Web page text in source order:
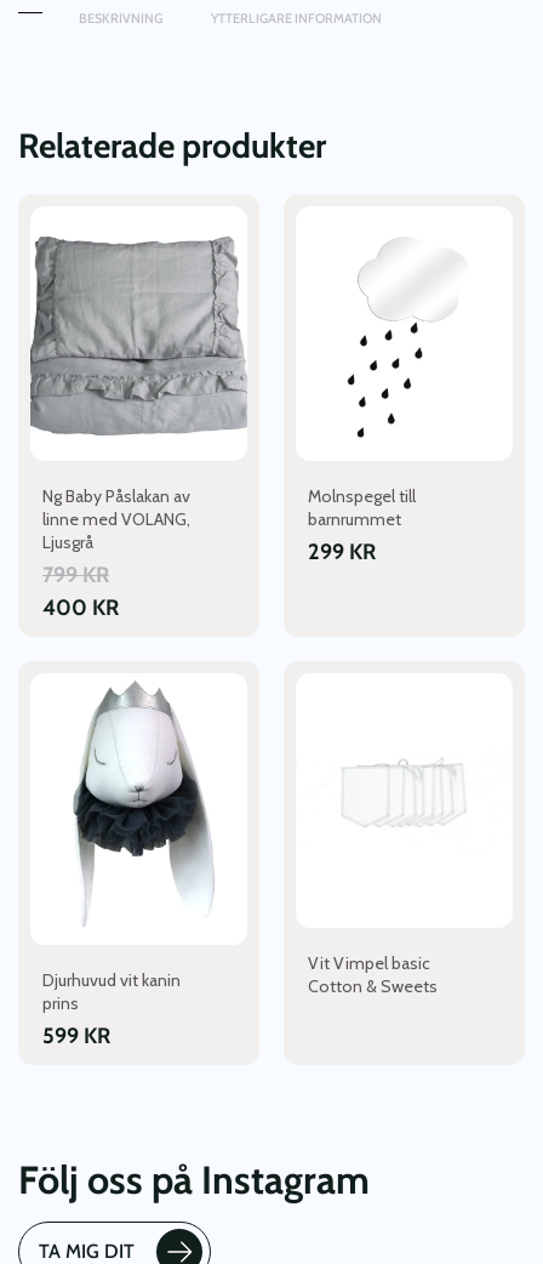
BESKRIVNING YTTERLIGARE INFORMATION
Relaterade produkter
Ng Baby Påslakan av
linne med VOLANG,
Ljusgrå
799KR
400 KR
här
produkten
har
flera
varianter.
De
olika
alternativen
produktsidan
Molnspegel till
barnrummet
299 KR
Djurhuvud vit kanin
prins
599 KR
Vit Vimpel basic
Cotton & Sweets
produktsidan
Följ oss på Instagram
TA MIG DIT